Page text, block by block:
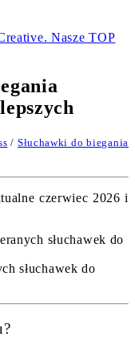
Nasze TOP
/ Słuchawki do biegania
czerwiec 2026 i
słuchawek do
słuchawek do